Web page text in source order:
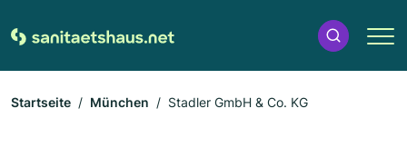
Startseite München Stadler GmbH & Co. KG